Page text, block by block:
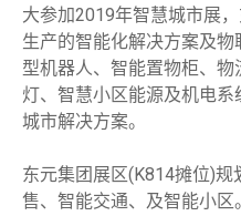
大参加2019年智慧城市展
生产的智能化解决方案及
型机器人、智能置物柜、
灯、智慧小区能源及机电
城市解决方案。
东元集团展区(K814摊位)
售、智能交通、及智能小